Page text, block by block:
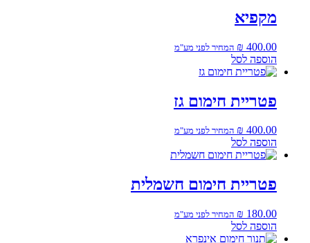
מקפיא
₪ 400.00 המחיר לפני מע"מ
הוספה לסל
פטריית חימום גז
₪ 400.00 המחיר לפני מע"מ
הוספה לסל
פטריית חימום חשמלית
₪ 180.00 המחיר לפני מע"מ
הוספה לסל